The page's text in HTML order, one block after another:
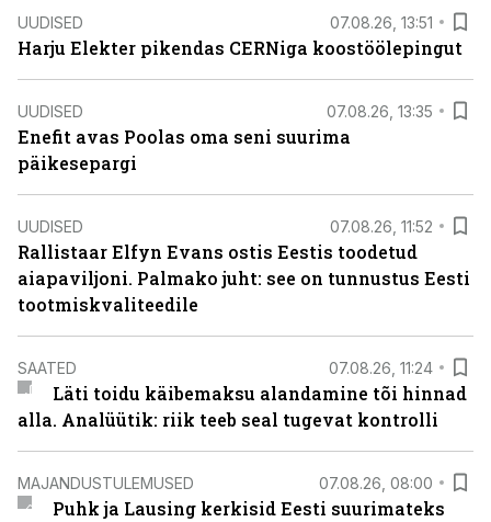
UUDISED 07.08.26, 13:51
Harju Elekter pikendas CERNiga koostöölepingut
UUDISED 07.08.26, 13:35
Enefit avas Poolas oma seni suurima
päikesepargi
UUDISED 07.08.26, 11:52
Rallistaar Elfyn Evans ostis Eestis toodetud
aiapaviljoni. Palmako juht: see on tunnustus Eesti
tootmiskvaliteedile
SAATED 07.08.26, 11:24
Läti toidu käibemaksu alandamine tõi hinnad
alla. Analüütik: riik teeb seal tugevat kontrolli
MAJANDUSTULEMUSED 07.08.26, 08:00
Puhk ja Lausing kerkisid Eesti suurimateks